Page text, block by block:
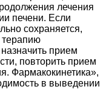
лечения
печени. Если
сохраняется,
терапию
прием
повторить прием
Фармакокинетика»,
в выведении